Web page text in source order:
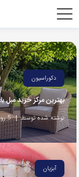
اشتراک
با
استفاده
از
روش‌های
زیر
می‌توانید
این
صفحه
دکوراسیون
بهترین مرکز خرید مبل
نوشته شده توسط 5 روز پیش
آبزیان